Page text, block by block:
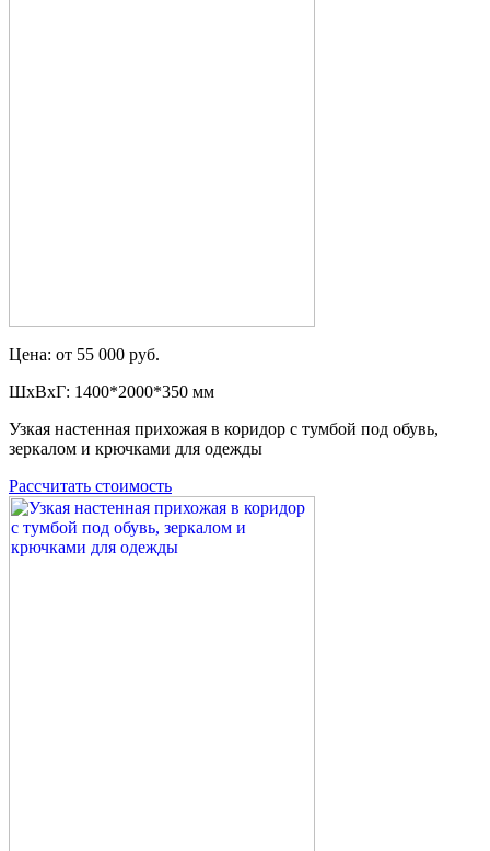
Цена: от 55 000 руб.
ШxВxГ: 1400*2000*350 мм
Узкая настенная прихожая в коридор с тумбой под обувь,
зеркалом и крючками для одежды
Рассчитать стоимость